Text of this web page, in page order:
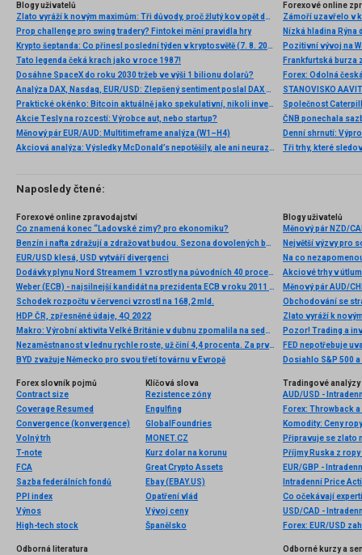
Blogy uživatelů
Zlato vyráží k novým maximům: Tři důvody, proč žlutý kov opět dominuje
Prop challenge pro swing tradery? Fintokei mění pravidla hry
Krypto šeptanda: Co přinesl poslední týden v kryptosvětě (7. 8. 2026)
Tato legenda čeká krach jako v roce 1987!
Dosáhne SpaceX do roku 2030 tržeb ve výši 1 bilionu dolarů?
Analýza DAX, Nasdaq, EUR/USD: Zlepšený sentiment poslal DAX na nová maxima
Praktické okénko: Bitcoin aktuálně jako spekulativní, nikoli investiční aktivum
Akcie Tesly na rozcestí: Výrobce aut, nebo startup?
Měnový pár EUR/AUD: Multitimeframe analýza (W1–H4)
Akciová analýza: Výsledky McDonald’s nepotěšily, ale ani neurazily. Jakou vizi společnost prezentovala?
Forexové online
Nízká hladina
Pozitivní vývoj na
Frankfurtská burza
Denní shrnutí:
Tři trhy, které
Naposledy čtené:
Forexové online zpravodajství
Co znamená konec “Ladovské zimy? pro ekonomiku?
Benzín i nafta zdražují a zdražovat budou. Sezona dovolených by totiž letos mohla být v USA i mnohde v Evropě poměrně živá, navzdory skličující situaci v Indii
EUR/USD klesá, USD vytváří divergenci
Dodávky plynu Nord Streamem 1 vzrostly na původních 40 procent kapacity
Weber (ECB) - najsilnejší kandidát na prezidenta ECB v roku 2011 a guvernér Bundesbanky
Schodek rozpočtu v červenci vzrostl na 168,2 mld.
HDP ČR, zpřesněné údaje, 4Q 2022
Makro: Výrobní aktivita Velké Británie v dubnu zpomalila na sedmiměsíční minimum
Nezaměstnanost v lednu rychle roste, už činí 4,4 procenta. Za první dva týdny roku 2021 stoupl počet nezaměstnaných v ČR o 30 tisíc, na 320 tisíc. Pandemie přitom drtí spíše ženy než muže
BYD zvažuje Německo pro svou třetí továrnu v Evropě
Blogy uživatelů
Na co
Akciové trhy v
Měnový pár AUD/
Obchodování se
Pozor! Trading a
FED nepotřebuje
Dosiahlo S&P 500
Forex slovník pojmů
Contract size
Coverage Resumed
Convergence (konvergence)
Volný trh
T-note
FCA
Sazba federálních fondů
PPI index
Výnos
High-tech stock
Klíčová slova
Rezistence zóny
Engulfing
GlobalFoundries
MONET.CZ
Kurz dolar na korunu
Great Crypto Assets
Ebay (EBAY.US)
Opatření vlád
Vývoj ceny
Španělsko
Tradingové analýzy
AUD/USD -
Forex: Throwback
Příjmy Ruska z
EUR/GBP -
Intradenní Price
Co očekávají experti
USD/CAD -
Forex: EUR/USD
Odborná literatura
Odborné kurzy a